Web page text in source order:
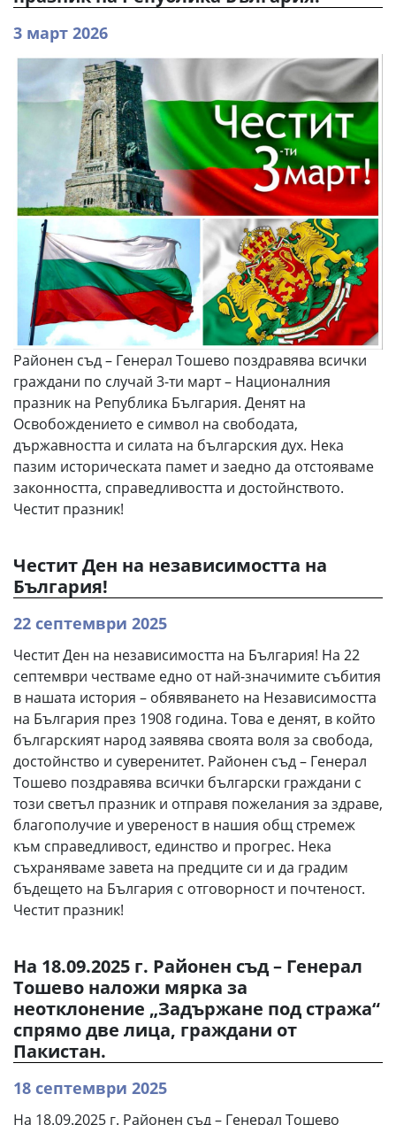
3 март 2026
Районен съд – Генерал Тошево поздравява всички
граждани по случай 3-ти март – Националния
празник на Република България. Денят на
Освобождението е символ на свободата,
държавността и силата на българския дух. Нека
пазим историческата памет и заедно да отстояваме
законността, справедливостта и достойнството.
Честит празник!
Честит Ден на независимостта на
България!
22 септември 2025
Честит Ден на независимостта на България! На 22
септември честваме едно от най-значимите събития
в нашата история – обявяването на Независимостта
на България през 1908 година. Това е денят, в който
българският народ заявява своята воля за свобода,
достойнство и суверенитет. Районен съд – Генерал
Тошево поздравява всички български граждани с
този светъл празник и отправя пожелания за здраве,
благополучие и увереност в нашия общ стремеж
към справедливост, единство и прогрес. Нека
съхраняваме завета на предците си и да градим
бъдещето на България с отговорност и почтеност.
Честит празник!
На 18.09.2025 г. Районен съд – Генерал
Тошево наложи мярка за
неотклонение „Задържане под стража“
спрямо две лица, граждани от
Пакистан.
18 септември 2025
На 18.09.2025 г. Районен съд – Генерал Тошево